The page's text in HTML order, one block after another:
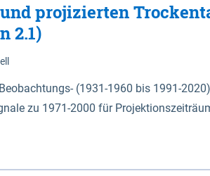
projizierten
2.1)
(1931-1960 bis 1991-
zu 1971-2000 für
Sommerhalbjahr (Mai - Okt.) - hwi: